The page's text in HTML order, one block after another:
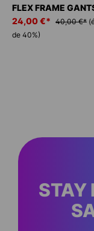
FLEX FRAME
GARDIEN
24,00 €* 40,00 €*
de 40%)
STAY